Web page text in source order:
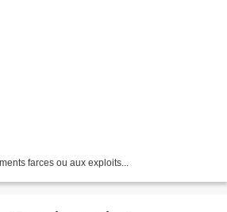
farces ou aux exploits...